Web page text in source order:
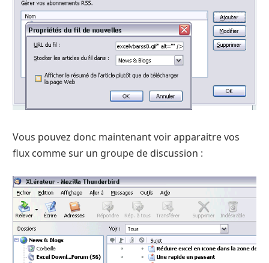
Vous pouvez donc maintenant voir apparaitre vos
flux comme sur un groupe de discussion :